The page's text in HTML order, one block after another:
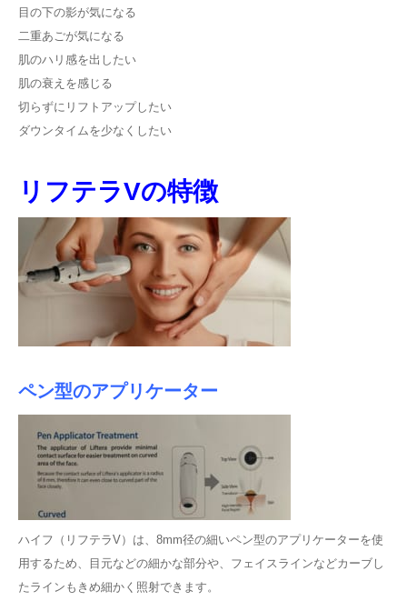
目の下の影が気になる
二重あごが気になる
肌のハリ感を出したい
肌の衰えを感じる
切らずにリフトアップしたい
ダウンタイムを少なくしたい
リフテラVの特徴
ペン型のアプリケーター
ハイフ（リフテラV）は、8mm径の細いペン型のアプリケーターを使
用するため、目元などの細かな部分や、フェイスラインなどカーブし
たラインもきめ細かく照射できます。